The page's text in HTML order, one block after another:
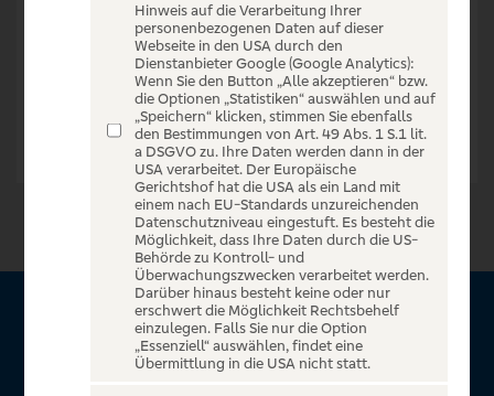
Zur Startseite
Über VR Entertain
Hinweis auf die Verarbeitung Ihrer
personenbezogenen Daten auf dieser
Webseite in den USA durch den
Dienstanbieter Google (Google Analytics):
Wenn Sie den Button „Alle akzeptieren“ bzw.
die Optionen „Statistiken“ auswählen und auf
„Speichern“ klicken, stimmen Sie ebenfalls
den Bestimmungen von Art. 49 Abs. 1 S.1 lit.
a DSGVO zu. Ihre Daten werden dann in der
USA verarbeitet. Der Europäische
Gerichtshof hat die USA als ein Land mit
einem nach EU-Standards unzureichenden
Datenschutzniveau eingestuft. Es besteht die
Möglichkeit, dass Ihre Daten durch die US-
Behörde zu Kontroll- und
Überwachungszwecken verarbeitet werden.
Darüber hinaus besteht keine oder nur
erschwert die Möglichkeit Rechtsbehelf
einzulegen. Falls Sie nur die Option
„Essenziell“ auswählen, findet eine
Übermittlung in die USA nicht statt.